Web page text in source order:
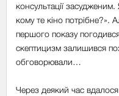
консультації
кому те кіно потрібне?».
першого показу
скептицизм залишився
обговорювали…
Через деякий час